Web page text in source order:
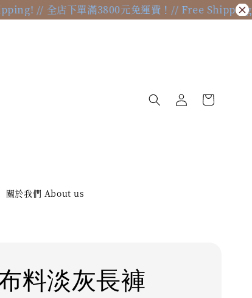
// 全店下單滿3800元免運費！// Free Shipping! //
關於我們 About us
料淡灰長褲